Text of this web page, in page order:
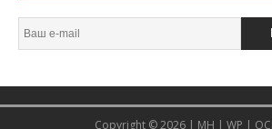
Copyright © 2026 | MH | WP |